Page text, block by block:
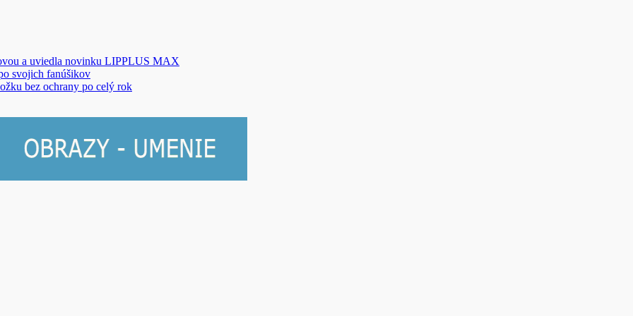
a uviedla novinku LIPPLUS MAX
svojich fanúšikov
bez ochrany po celý rok